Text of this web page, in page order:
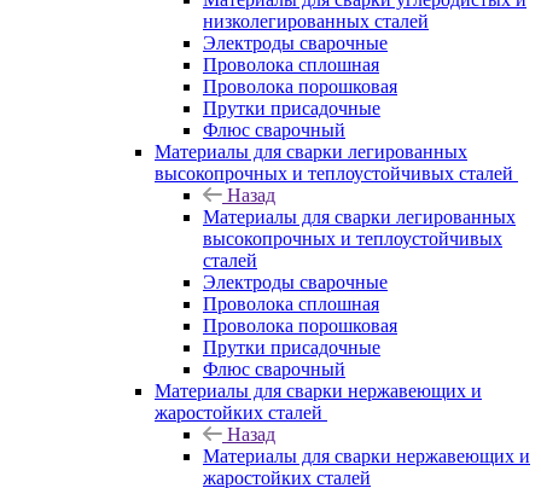
низколегированных сталей
Электроды сварочные
Проволока сплошная
Проволока порошковая
Прутки присадочные
Флюс сварочный
Материалы для сварки легированных
высокопрочных и теплоустойчивых сталей
Назад
Материалы для сварки легированных
высокопрочных и теплоустойчивых
сталей
Электроды сварочные
Проволока сплошная
Проволока порошковая
Прутки присадочные
Флюс сварочный
Материалы для сварки нержавеющих и
жаростойких сталей
Назад
Материалы для сварки нержавеющих и
жаростойких сталей